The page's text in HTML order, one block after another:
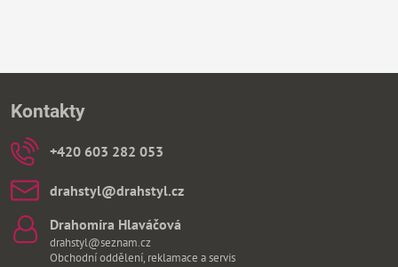
Kontakty
+420 603 282 053
drahstyl​@drahstyl​.cz
Drahomíra Hlaváčová
drahstyl@seznam.cz
Obchodní oddělení, reklamace a servis